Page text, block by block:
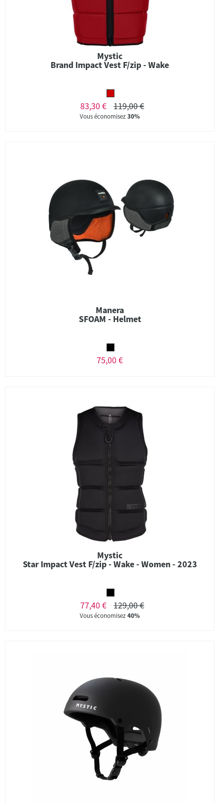
Mystic
Brand Impact Vest F/zip - Wake
83,30 € 119,00 €
Vous économisez30%
Manera
SFOAM - Helmet
75,00 €
Mystic
Star Impact Vest F/zip - Wake - Women - 2023
77,40 € 129,00 €
Vous économisez40%